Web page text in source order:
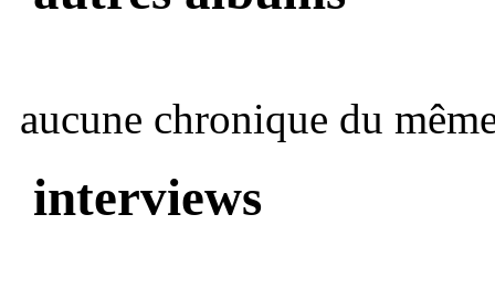
aucune chronique du
interviews